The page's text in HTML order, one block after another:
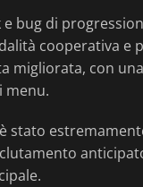
bug di
cooperativa
migliorata, con
menu.
stato